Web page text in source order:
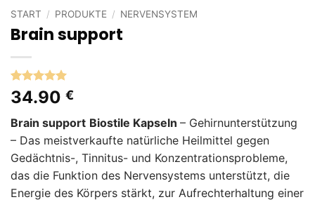
START / PRODUKTE / NERVENSYSTEM
Brain support
Bewertet
mit5von
auf
1
Kundenbewertung
34.90 €
Brain support Biostile Kapseln – Gehirnunterstützung
– Das meistverkaufte natürliche Heilmittel gegen
Gedächtnis-, Tinnitus- und Konzentrationsprobleme,
das die Funktion des Nervensystems unterstützt, die
Energie des Körpers stärkt, zur Aufrechterhaltung einer